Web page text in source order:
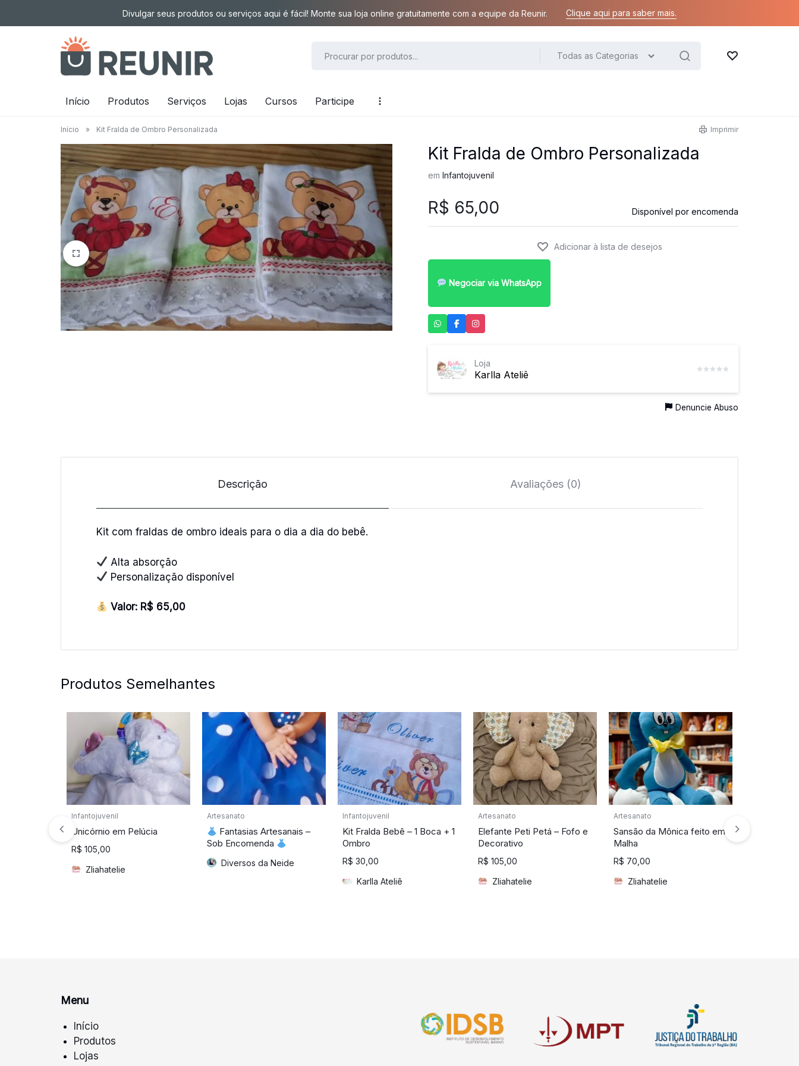
Divulgar seus produtos ou serviços aqui é fácil! Monte sua loja online gratuitamente com a equipe da Reunir. Clique aqui para saber mais.
tecnologia
oportunizando
trabalho
decente
para
quem
mais
precisa!
Todas as Categorias
Início Produtos Serviços Lojas Cursos Participe
Início » Kit Fralda de Ombro Personalizada Imprimir
Kit Fralda de Ombro Personalizada
emInfantojuvenil
R$ 65,00 Disponível por encomenda
Negociar via WhatsApp
Karlla Ateliê
Loja
Denuncie Abuso
Descrição Avaliações (0)
Kit com fraldas de ombro ideais para o dia a dia do bebê.
Alta absorção
Personalização disponível
Valor: R$ 65,00
Produtos Semelhantes
Infantojuvenil
Unicórnio em Pelúcia
R$ 105,00
Zliahatelie
Artesanato
Fantasias Artesanais –
Sob Encomenda
Diversos da Neide
Infantojuvenil
Kit Fralda Bebê – 1 Boca + 1
Ombro
R$ 30,00
Karlla Ateliê
Artesanato
Elefante Peti Petá – Fofo e
Decorativo
R$ 105,00
Zliahatelie
Artesanato
Sansão da Mônica feito em
Malha
R$ 70,00
Zliahatelie
Menu
Início
Produtos
Lojas